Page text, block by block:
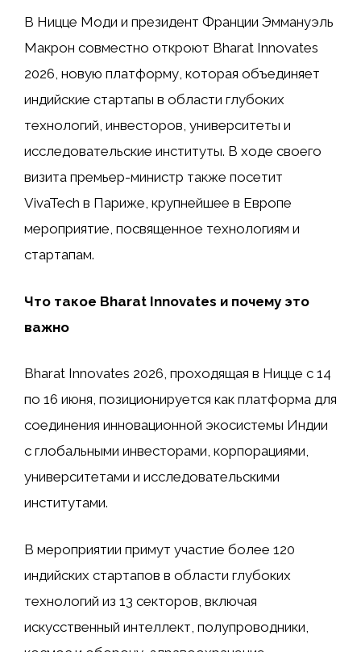
В Ницце Моди и президент Франции Эммануэль
Макрон совместно откроют Bharat Innovates
2026, новую платформу, которая объединяет
индийские стартапы в области глубоких
технологий, инвесторов, университеты и
исследовательские институты. В ходе своего
визита премьер-министр также посетит
VivaTech в Париже, крупнейшее в Европе
мероприятие, посвященное технологиям и
стартапам.
Что такое Bharat Innovates и почему это
важно
Bharat Innovates 2026, проходящая в Ницце с 14
по 16 июня, позиционируется как платформа для
соединения инновационной экосистемы Индии
с глобальными инвесторами, корпорациями,
университетами и исследовательскими
институтами.
В мероприятии примут участие более 120
индийских стартапов в области глубоких
технологий из 13 секторов, включая
искусственный интеллект, полупроводники,